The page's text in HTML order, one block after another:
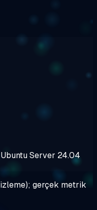
Ubuntu Server 24.04
gerçek metrik